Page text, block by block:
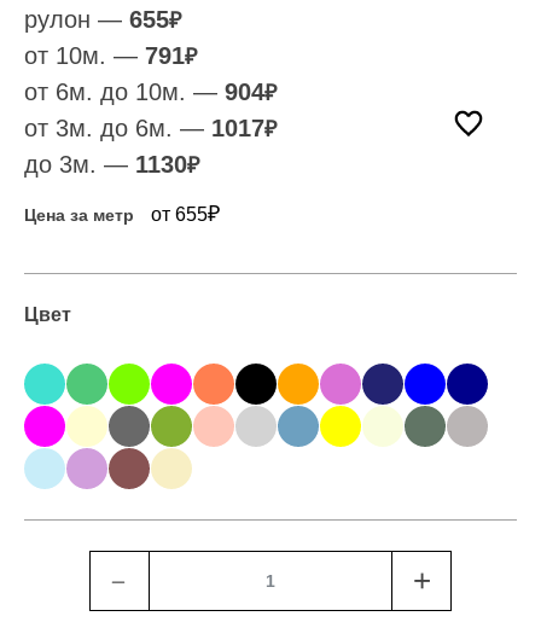
рулон — 655₽
от 10м. — 791₽
от 6м. до 10м. — 904₽
от 3м. до 6м. — 1017₽
до 3м. — 1130₽
Цена за метр от 655₽
Цвет
﹣ +